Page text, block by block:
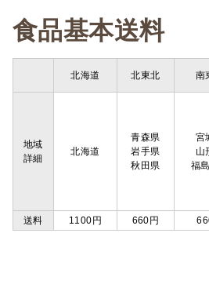
食品基本
北海道 北東北 南
地域
詳細
北海道
青森県
岩手県
秋田県
宮
山
福
送料
1100円 660円